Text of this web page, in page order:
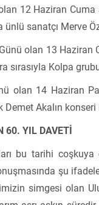
12 Haziran Cuma
ünlü sanatçı Merve
olan 13
sırasıyla Kolpa
olan 14 Haziran
Demet Akalın
60. YIL DAVETİ
bu tarihi
şu
simgesi olan